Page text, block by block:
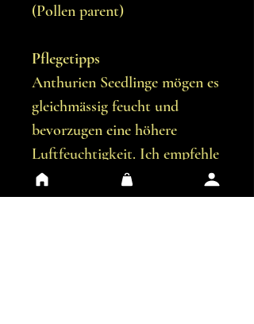
(Pollen parent)
Pflegetipps
Anthurien Seedlinge mögen es
gleichmässig feucht und
bevorzugen eine höhere
Luftfeuchtigkeit. Ich empfehle
die Seedlinge in einer
durchsichtigen Plastikbox